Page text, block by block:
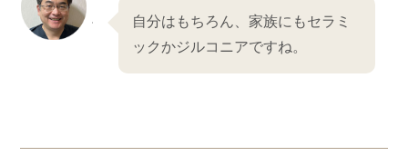
自分はもちろん、家族にもセラミ
ックかジルコニアですね。